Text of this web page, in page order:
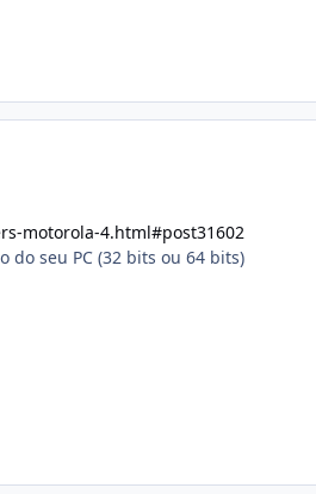
motorola-4.html#post31602
do seu PC (32 bits ou 64 bits)